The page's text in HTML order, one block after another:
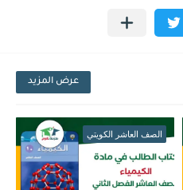
عرض المزيد
الصف العاشر الكويتي